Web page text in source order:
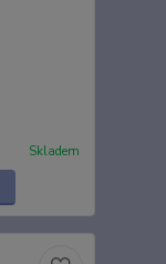
Skladem